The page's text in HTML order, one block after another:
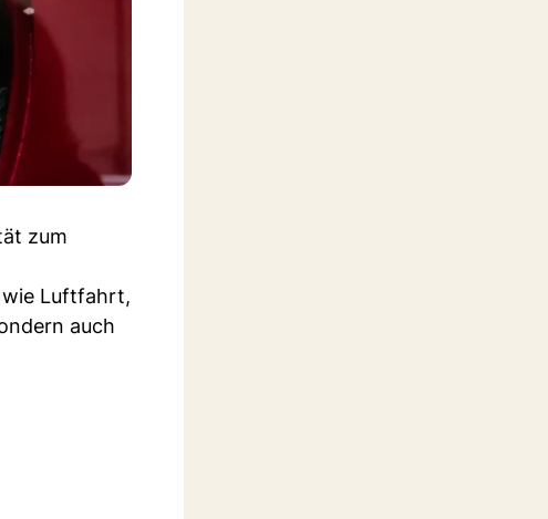
zum
wie Luftfahrt,
auch